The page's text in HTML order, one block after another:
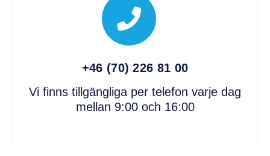
+46 (70) 226 81 00
Vi finns tillgängliga per telefon varje dag
mellan 9:00 och 16:00